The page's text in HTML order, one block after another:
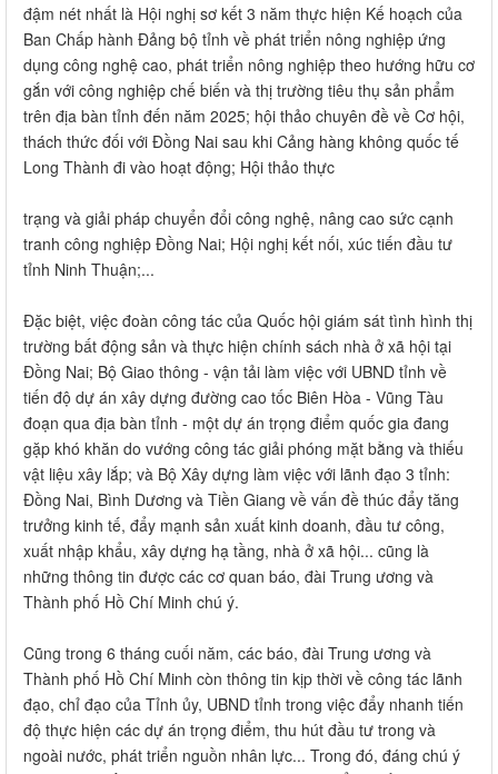
đậm nét nhất là Hội nghị sơ kết 3 năm thực hiện Kế hoạch của
Ban Chấp hành Đảng bộ tỉnh về phát triển nông nghiệp ứng
dụng công nghệ cao, phát triển nông nghiệp theo hướng hữu cơ
gắn với công nghiệp chế biến và thị trường tiêu thụ sản phẩm
trên địa bàn tỉnh đến năm 2025; hội thảo chuyên đề về Cơ hội,
thách thức đối với Đồng Nai sau khi Cảng hàng không quốc tế
Long Thành đi vào hoạt động; Hội thảo thực
trạng và giải pháp chuyển đổi công nghệ, nâng cao sức cạnh
tranh công nghiệp Đồng Nai; Hội nghị kết nối, xúc tiến đầu tư
tỉnh Ninh Thuận;...
Đặc biệt, việc đoàn công tác của Quốc hội giám sát tình hình thị
trường bất động sản và thực hiện chính sách nhà ở xã hội tại
Đồng Nai; Bộ Giao thông - vận tải làm việc với UBND tỉnh về
tiến độ dự án xây dựng đường cao tốc Biên Hòa - Vũng Tàu
đoạn qua địa bàn tỉnh - một dự án trọng điểm quốc gia đang
gặp khó khăn do vướng công tác giải phóng mặt bằng và thiếu
vật liệu xây lắp; và Bộ Xây dựng làm việc với lãnh đạo 3 tỉnh:
Đồng Nai, Bình Dương và Tiền Giang về vấn đề thúc đẩy tăng
trưởng kinh tế, đẩy mạnh sản xuất kinh doanh, đầu tư công,
xuất nhập khẩu, xây dựng hạ tầng, nhà ở xã hội... cũng là
những thông tin được các cơ quan báo, đài Trung ương và
Thành phố Hồ Chí Minh chú ý.
Cũng trong 6 tháng cuối năm, các báo, đài Trung ương và
Thành phố Hồ Chí Minh còn thông tin kịp thời về công tác lãnh
đạo, chỉ đạo của Tỉnh ủy, UBND tỉnh trong việc đẩy nhanh tiến
độ thực hiện các dự án trọng điểm, thu hút đầu tư trong và
ngoài nước, phát triển nguồn nhân lực... Trong đó, đáng chú ý